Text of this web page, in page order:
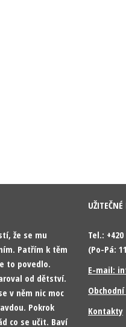
že se mu
Patřím k těm
to povedlo.
od dětství.
v něm nic moc
Pokrok
co se učit. Baví
Tel.:
(Po-Pá:
E-mail:
Kontakty